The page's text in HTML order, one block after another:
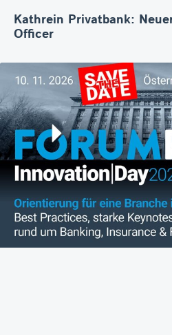
Kathrein Privatbank:
Officer